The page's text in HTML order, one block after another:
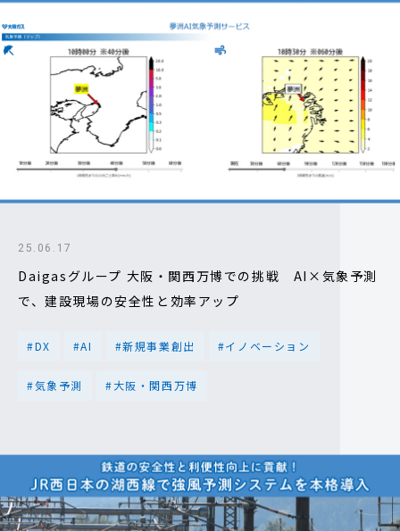
25.06.17
Daigasグループ 大阪・関西万博での挑戦 AI×気象予測
で、建設現場の安全性と効率アップ
#DX #AI #新規事業創出 #イノベーション
#気象予測 #大阪・関西万博